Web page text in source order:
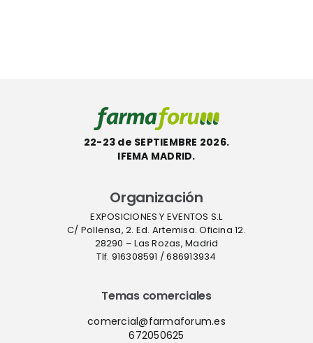
22-23 de SEPTIEMBRE 2026.
IFEMA MADRID.
Organización
EXPOSICIONES Y EVENTOS S.L
C/ Pollensa, 2. Ed. Artemisa. Oficina 12.
28290 – Las Rozas, Madrid
Tlf. 916308591 / 686913934
Temas comerciales
comercial@farmaforum.es
672050625